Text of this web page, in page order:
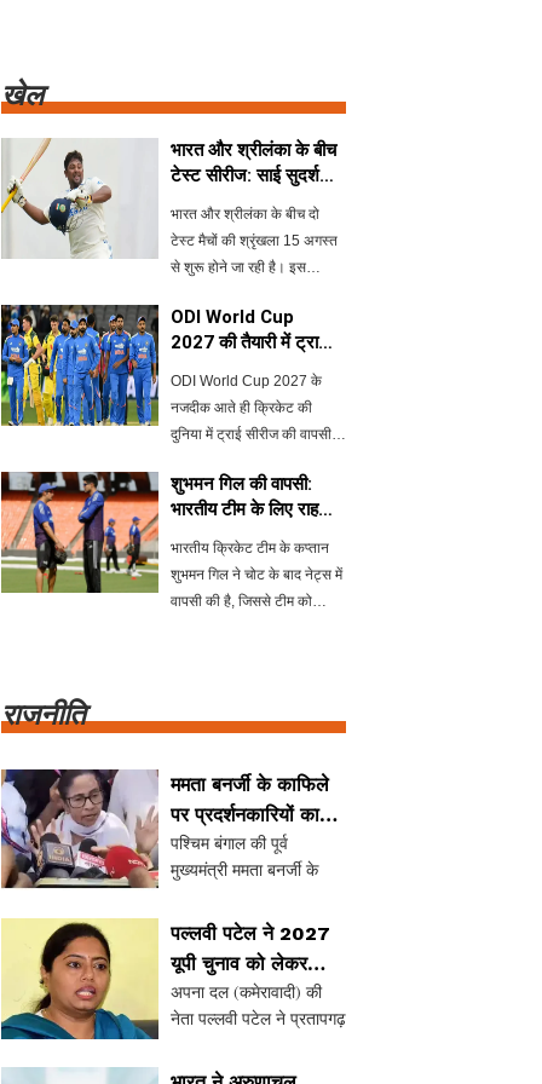
खेल
भारत और श्रीलंका के बीच
टेस्ट सीरीज: साई सुदर्शन
की चोट से सरफराज खान
को मौका
भारत और श्रीलंका के बीच दो
टेस्ट मैचों की श्रृंखला 15 अगस्त
से शुरू होने जा रही है। इस
कारण सरफराज खान को टीम में
शामिल करने की संभावना बढ़ गई
है। पहले टेस्ट का आयो
ODI World Cup
2027 की तैयारी में ट्राई
ODI World Cup 2027 के
नजदीक आते ही क्रिकेट की
दुनिया में ट्राई सीरीज की वापसी
वेल्स क्रिकेट बोर्ड के CEO ने
अगले 12 से 18 महीनों में इस
प्रारूप के आयोजन की संभावना
शुभमन गिल की वापसी:
भारतीय टीम के लिए राहत
की खबर
भारतीय क्रिकेट टीम के कप्तान
शुभमन गिल ने चोट के बाद नेट्स में
वापसी की है, जिससे टीम को
राजनीति
ममता बनर्जी के काफिले
पर प्रदर्शनकारियों का
हमला, पुलिस पर उठे
सवाल
पश्चिम बंगाल की पूर्व
मुख्यमंत्री ममता बनर्जी के
प्रदर्शनकारियों ने हमला
किया। यह घटना तब हुई जब
वह दिवंगत तृणमूल कांग्रेस
कार्यकर्ता बिरजू के परिवार से
मिलने जा रही थीं। ...
पल्लवी पटेल ने 2027
यूपी चुनाव को लेकर
जताई उम्मीदें
अपना दल (कमेरावादी) की
नेता पल्लवी पटेल ने प्रतापगढ़
विधानसभा चुनाव को लेकर